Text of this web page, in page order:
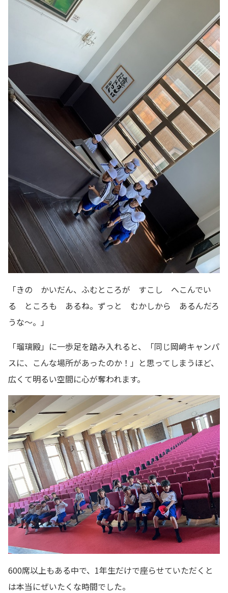
「きの かいだん、ふむところが すこし へこんでい
る ところも あるね。ずっと むかしから あるんだろ
うな～。」
「瑠璃殿」に一歩足を踏み入れると、「同じ岡﨑キャンパ
スに、こんな場所があったのか！」と思ってしまうほど、
広くて明るい空間に心が奪われます。
600席以上もある中で、1年生だけで座らせていただくと
は本当にぜいたくな時間でした。